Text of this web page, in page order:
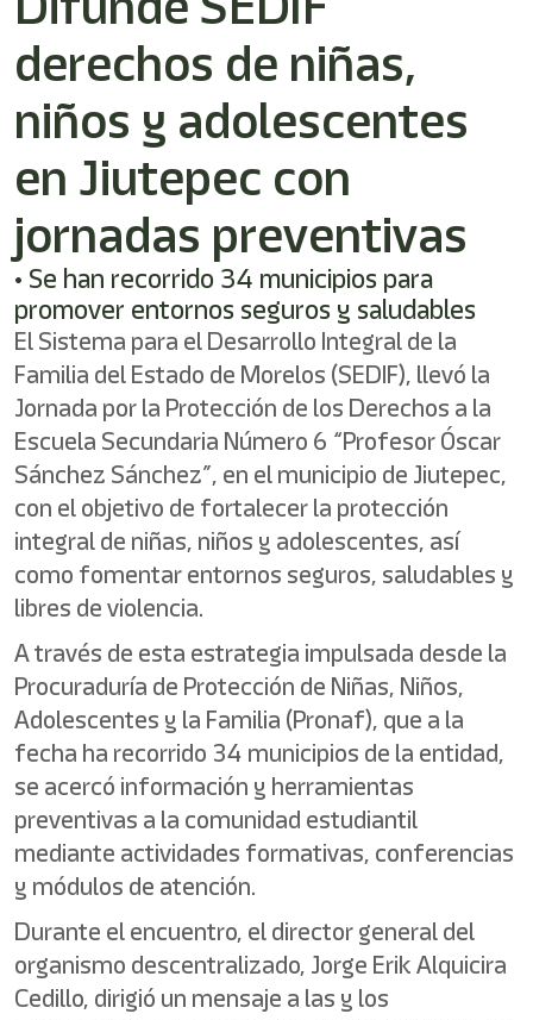
derechos de niñas,
niños y adolescentes
en Jiutepec con
jornadas preventivas
• Se han recorrido 34 municipios para
promover entornos seguros y saludables
El Sistema para el Desarrollo Integral de la
Familia del Estado de Morelos (SEDIF), llevó la
Jornada por la Protección de los Derechos a la
Escuela Secundaria Número 6 “Profesor Óscar
Sánchez Sánchez”, en el municipio de Jiutepec,
con el objetivo de fortalecer la protección
integral de niñas, niños y adolescentes, así
como fomentar entornos seguros, saludables y
libres de violencia.
A través de esta estrategia impulsada desde la
Procuraduría de Protección de Niñas, Niños,
Adolescentes y la Familia (Pronaf), que a la
fecha ha recorrido 34 municipios de la entidad,
se acercó información y herramientas
preventivas a la comunidad estudiantil
mediante actividades formativas, conferencias
y módulos de atención.
Durante el encuentro, el director general del
organismo descentralizado, Jorge Erik Alquicira
Cedillo, dirigió un mensaje a las y los